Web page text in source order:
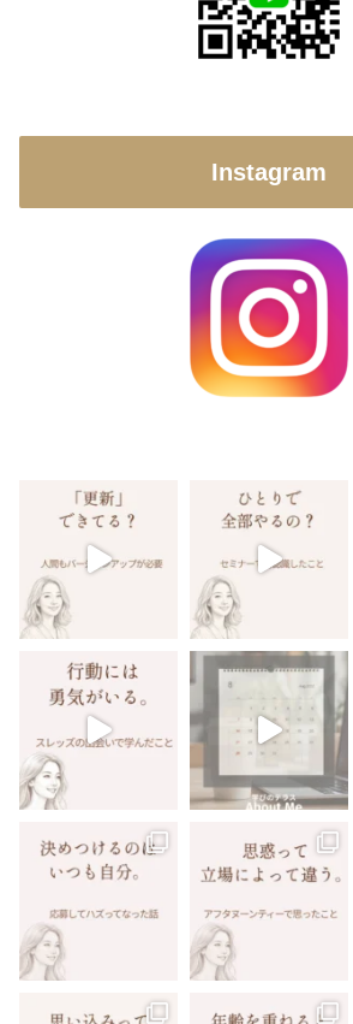
Instagram